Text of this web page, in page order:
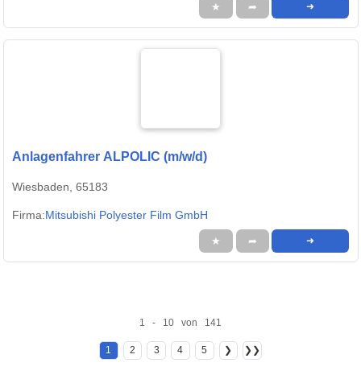
★ ➦ ➜
Anlagenfahrer ALPOLIC (m/w/d)
Wiesbaden, 65183
Firma:Mitsubishi Polyester Film GmbH
★ ➦ ➜
1 - 10 von 141
1 2 3 4 5 ❯ ❯❯